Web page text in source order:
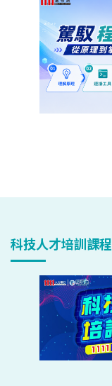
科技人才培訓課程